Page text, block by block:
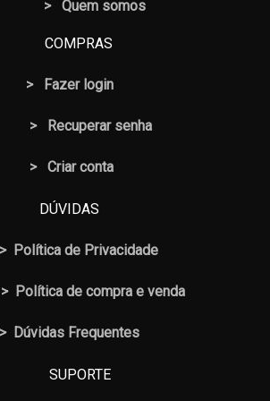
> Quem somos
COMPRAS
> Fazer login
Recuperar senha
> Criar conta
DÚVIDAS
Política de Privacidade
Política de compra e venda
> Dúvidas Frequentes
SUPORTE